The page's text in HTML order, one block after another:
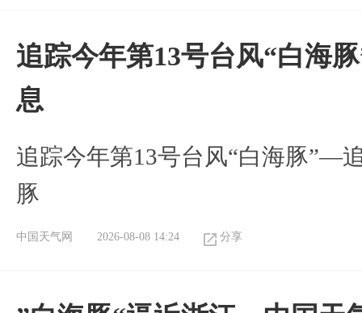
追踪今年第13号台风“白海
息
追踪今年第13号台风“白海豚”—
豚
中国天气网 2026-08-08 14:24 分享